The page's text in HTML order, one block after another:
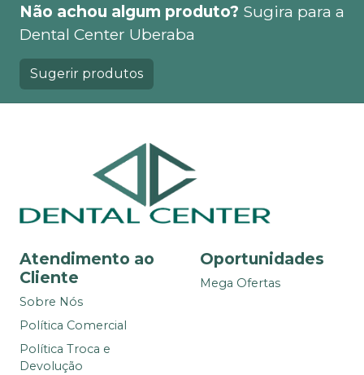
Não achou algum produto? Sugira para a
Dental Center Uberaba
Sugerir produtos
Atendimento ao
Cliente
Sobre Nós
Política Comercial
Política Troca e
Devolução
Oportunidades
Mega Ofertas